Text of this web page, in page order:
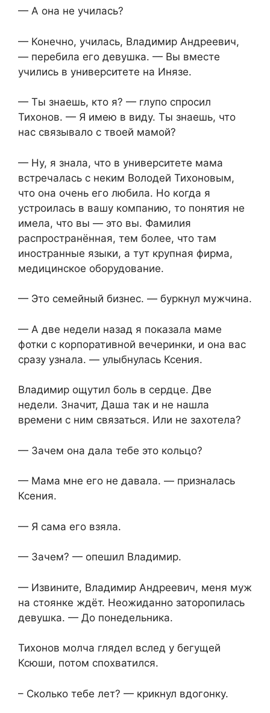
— А она не училась?
— Конечно, училась, Владимир Андреевич,
— перебила его девушка. — Вы вместе
учились в университете на Инязе.
— Ты знаешь, кто я? — глупо спросил
Тихонов. — Я имею в виду. Ты знаешь, что
нас связывало с твоей мамой?
— Ну, я знала, что в университете мама
встречалась с неким Володей Тихоновым,
что она очень его любила. Но когда я
устроилась в вашу компанию, то понятия не
имела, что вы — это вы. Фамилия
распространённая, тем более, что там
иностранные языки, а тут крупная фирма,
медицинское оборудование.
— Это семейный бизнес. — буркнул мужчина.
— А две недели назад я показала маме
фотки с корпоративной вечеринки, и она вас
сразу узнала. — улыбнулась Ксения.
Владимир ощутил боль в сердце. Две
недели. Значит, Даша так и не нашла
времени с ним связаться. Или не захотела?
— Зачем она дала тебе это кольцо?
— Мама мне его не давала. — призналась
Ксения.
— Я сама его взяла.
— Зачем? — опешил Владимир.
— Извините, Владимир Андреевич, меня муж
на стоянке ждёт. Неожиданно заторопилась
девушка. — До понедельника.
Тихонов молча глядел вслед у бегущей
Ксюши, потом спохватился.
– Сколько тебе лет? — крикнул вдогонку.